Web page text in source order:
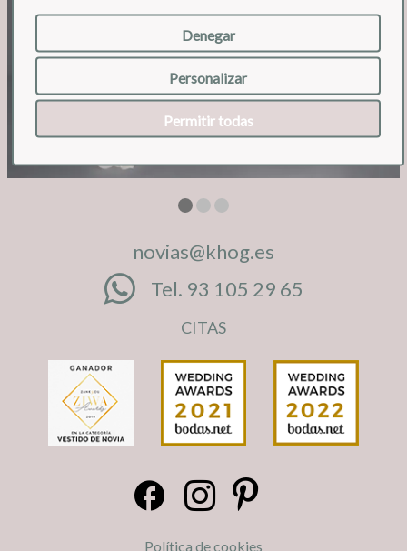
Denegar
Personalizar
Permitir todas
novias@khog.es
Tel. 93 105 29 65
CITAS
Política de cookies